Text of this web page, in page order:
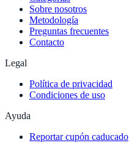
Sobre nosotros
Metodología
Preguntas frecuentes
Contacto
Legal
Política de privacidad
Condiciones de uso
Ayuda
Reportar cupón caducado